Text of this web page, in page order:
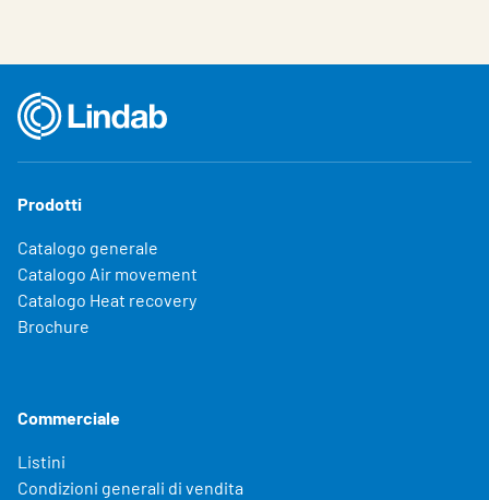
Prodotti
Catalogo generale
Catalogo Air movement
Catalogo Heat recovery
Brochure
Commerciale
Listini
Condizioni generali di vendita